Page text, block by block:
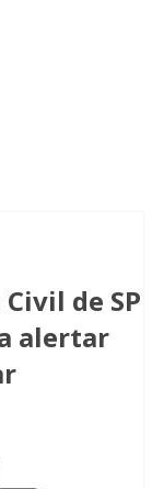
de SP
alertar